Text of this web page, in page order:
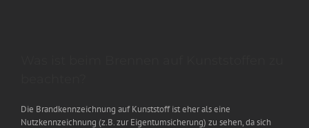
Die Brandkennzeichnung auf Kunststoff ist eher als eine
Nutzkennzeichnung (z.B. zur Eigentumsicherung) zu sehen, da sich